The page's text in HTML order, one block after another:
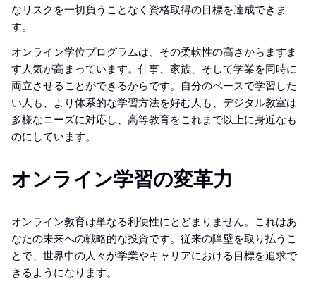
なリスクを一切負うことなく資格取得の目標を達成できま
す。
オンライン学位プログラムは、その柔軟性の高さからますま
す人気が高まっています。仕事、家族、そして学業を同時に
両立させることができるからです。自分のペースで学習した
い人も、より体系的な学習方法を好む人も、デジタル教室は
多様なニーズに対応し、高等教育をこれまで以上に身近なも
のにしています。
オンライン学習の変革力
オンライン教育は単なる利便性にとどまりません。これはあ
なたの未来への戦略的な投資です。従来の障壁を取り払うこ
とで、世界中の人々が学業やキャリアにおける目標を追求で
きるようになります。